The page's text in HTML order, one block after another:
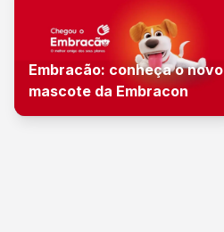
Embracão: conheça o novo
mascote da Embracon